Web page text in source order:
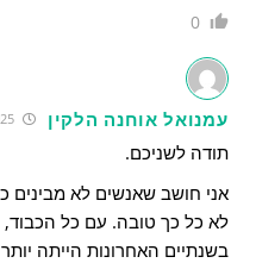
0
עמנואל אוחנה הלקין 04/05/2025 11:19:20
תודה לשניכם.
אני חושב שאנשים לא מבינים
לא כל כך טובה. עם כל הכבוד,
בשנתיים האחרונות הייתה